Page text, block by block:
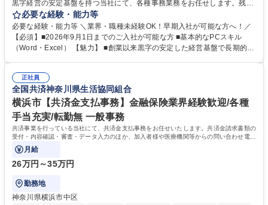
黒字経営の安定基盤を持つ当社にて、各種事務業務をお任せします。残業
がほぼ発生せず、連続した日程の有給取得が可能なため、WLBを整えたい
方にお勧めの環境です！ 入社後はOJTを通じて丁寧に研修を行いますの
で、事務未経験の方でも安心して臨むことができます。 【業務詳細】■電
話・来客対応 ■物件の鍵や社内の備品管理 ■データ入力や書類作成 ■契約
必要な経験・能力等
必要な経験・能力等 ＼業界・職種未経験OK！早期入社が可能な方へ！／
【必須】■2026年9月1日までのご入社が可能な方 ■基本的なPCスキル
（Word・Excel） 【魅力】 ■創業以来黒字の安定した経営基盤で長期的に
のOJTで業務を習得可能、未経験でもしっかりサポート 学歴・資格 学
歴：大学院 大学 高専 短大 語学力： 資格：
正社員
全国共済神奈川県生活協同組合
横浜市【共済金支払事務】金融保険業界経験歓迎/各種
手当充実/転勤無 一般事務
共済事業を行っている当社にて、共済金支払事務をお任せいたします。共済金請求書類の
受付・内容確認・審査・データ入力のほか、加入者様や医療機関等からの問い合わせ電話
対応や書類発送等を担当します。
月給
26万円～35万円
勤務地
神奈川県横浜市中区